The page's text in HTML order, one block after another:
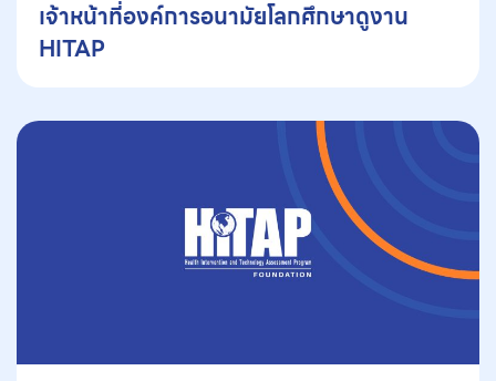
เจ้าหน้าที่องค์การอนามัยโลกศึกษาดูงาน
HITAP